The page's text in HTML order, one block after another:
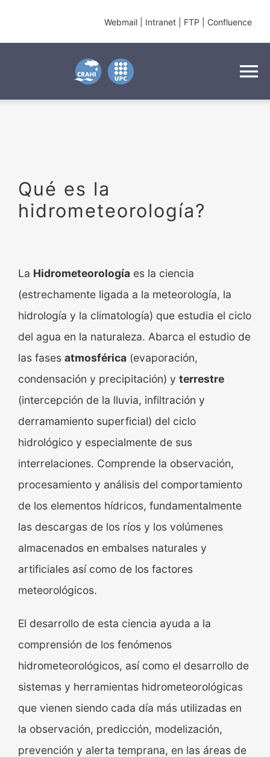
Webmail Intranet FTP Confluence
Innovación
Media
Únete
Qué es la
hidrometeorología?
La Hidrometeorologíaes la ciencia
(estrechamente ligada a la meteorología, la
hidrología y la climatología) que estudia el ciclo
del agua en la naturaleza. Abarca el estudio de
las fases atmosférica(evaporación,
condensación y precipitación) y terrestre
(intercepción de la lluvia, infiltración y
derramamiento superficial) del ciclo
hidrológico y especialmente de sus
interrelaciones. Comprende la observación,
procesamiento y análisis del comportamiento
de los elementos hídricos, fundamentalmente
las descargas de los ríos y los volúmenes
almacenados en embalses naturales y
artificiales así como de los factores
meteorológicos.
El desarrollo de esta ciencia ayuda a la
comprensión de los fenómenos
hidrometeorológicos, así como el desarrollo de
sistemas y herramientas hidrometeorológicas
que vienen siendo cada día más utilizadas en
la observación, predicción, modelización,
prevención y alerta temprana, en las áreas de